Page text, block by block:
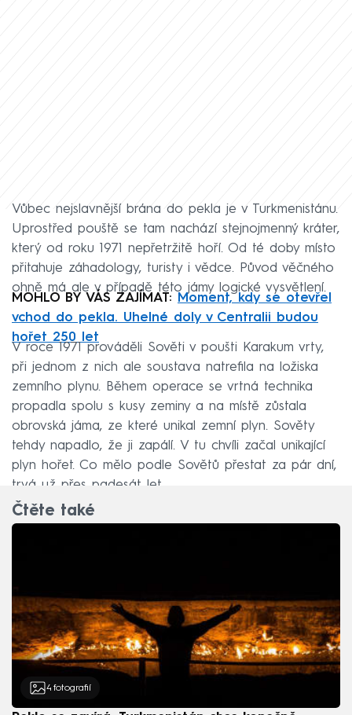
Vůbec nejslavnější brána do pekla je v Turkmenistánu.
Uprostřed pouště se tam nachází stejnojmenný kráter,
který od roku 1971 nepřetržitě hoří. Od té doby místo
přitahuje záhadology, turisty i vědce. Původ věčného
ohně má ale v případě této jámy logické vysvětlení.
MOHLO BY VÁS ZAJÍMAT: Moment, kdy se otevřel
vchod do pekla. Uhelné doly v Centralii budou
hořet 250 let
V roce 1971 prováděli Sověti v poušti Karakum vrty,
při jednom z nich ale soustava natrefila na ložiska
zemního plynu. Během operace se vrtná technika
propadla spolu s kusy zeminy a na místě zůstala
obrovská jáma, ze které unikal zemní plyn. Sověty
tehdy napadlo, že ji zapálí. V tu chvíli začal unikající
plyn hořet. Co mělo podle Sovětů přestat za pár dní,
trvá už přes padesát let.
Čtěte také
4 fotografií